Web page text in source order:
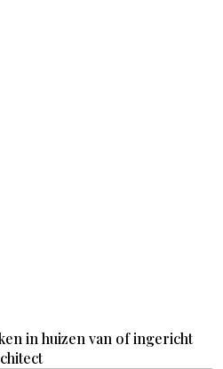
in huizen van of ingericht